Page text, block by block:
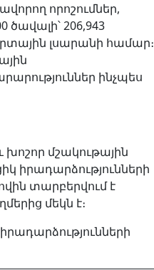
որոշումներ,
ծավալի՝ 206,943
լսարանի համար։
ինչպես
խոշոր մշակութային
իրադարձությունների
տարբերվում է
մեկն է։